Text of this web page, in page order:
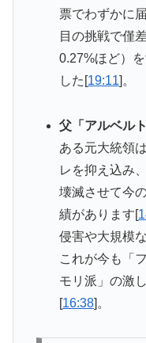
票でわずかに
目の挑戦で僅
0.27%ほど）
した[19:11]。
父「アルベル
ある元大統領
レを抑え込み
壊滅させて今
績があります[
侵害や大規模
これが今も「
モリ派」の激
[16:38]。